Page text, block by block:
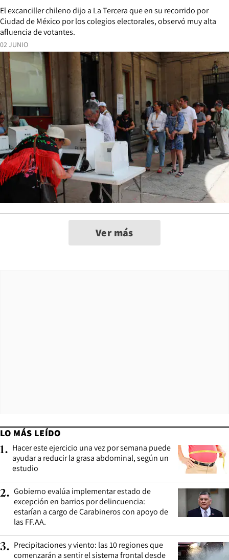
02 JUNIO
El excanciller chileno dijo a La Tercera que en su recorrido por
Ciudad de México por los colegios electorales, observó muy alta
afluencia de votantes.
Ver más
LO MÁS LEÍDO
1. Hacer este ejercicio una vez por semana puede
ayudar a reducir la grasa abdominal, según un
estudio
2. Gobierno evalúa implementar estado de
excepción en barrios por delincuencia:
estarían a cargo de Carabineros con apoyo de
las FF.AA.
3. Precipitaciones y viento: las 10 regiones que
comenzarán a sentir el sistema frontal desde